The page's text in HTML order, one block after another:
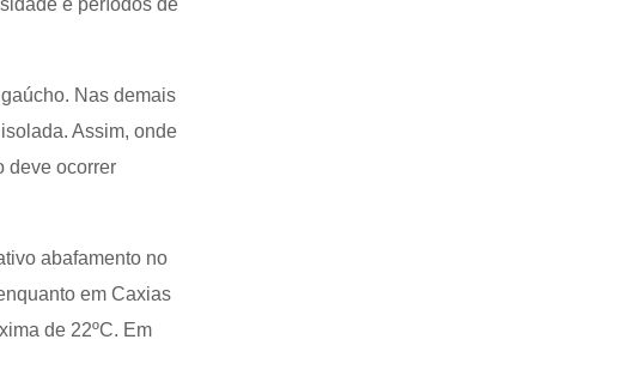
e períodos de
Nas demais
Assim, onde
deve ocorrer
abafamento no
em Caxias
de 22ºC. Em